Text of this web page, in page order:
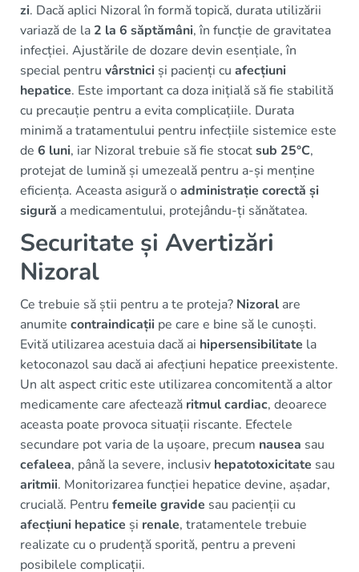
zi. Dacă aplici Nizoral în formă topică, durata utilizării
variază de la 2 la 6 săptămâni, în funcție de gravitatea
infecției. Ajustările de dozare devin esențiale, în
special pentru vârstnici și pacienți cu afecțiuni
hepatice. Este important ca doza inițială să fie stabilită
cu precauție pentru a evita complicațiile. Durata
minimă a tratamentului pentru infecțiile sistemice este
de 6 luni, iar Nizoral trebuie să fie stocatsub 25°C,
protejat de lumină și umezeală pentru a-și menține
eficiența. Aceasta asigură oadministrație corectă și
sigură a medicamentului, protejându-ți sănătatea.
Securitate și Avertizări
Nizoral
Ce trebuie să știi pentru a te proteja? Nizoral are
anumite contraindicații pe care e bine să le cunoști.
Evită utilizarea acestuia dacă ai hipersensibilitate la
ketoconazol sau dacă ai afecțiuni hepatice preexistente.
Un alt aspect critic este utilizarea concomitentă a altor
medicamente care afectează ritmul cardiac, deoarece
aceasta poate provoca situații riscante. Efectele
secundare pot varia de la ușoare, precum nausea sau
cefaleea, până la severe, inclusiv hepatotoxicitate sau
aritmii. Monitorizarea funcției hepatice devine, așadar,
crucială. Pentru femeile gravide sau pacienții cu
afecțiuni hepatice și renale, tratamentele trebuie
realizate cu o prudență sporită, pentru a preveni
posibilele complicații.